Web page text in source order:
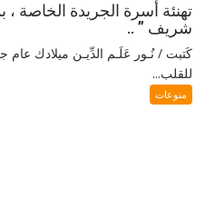
تهنئة أسرة الجريدة الخاصة ،
شريف ” ..
كَتبت / نُـور عَلَـم الدِّيـن ميلادك عام
للقلب...
منوعات